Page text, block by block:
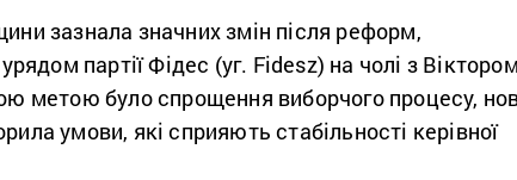
зазнала значних змін після реформ,
партії Фідес (уг. Fidesz) на чолі з
метою було спрощення виборчого процесу,
умови, які сприяють стабільності керівної